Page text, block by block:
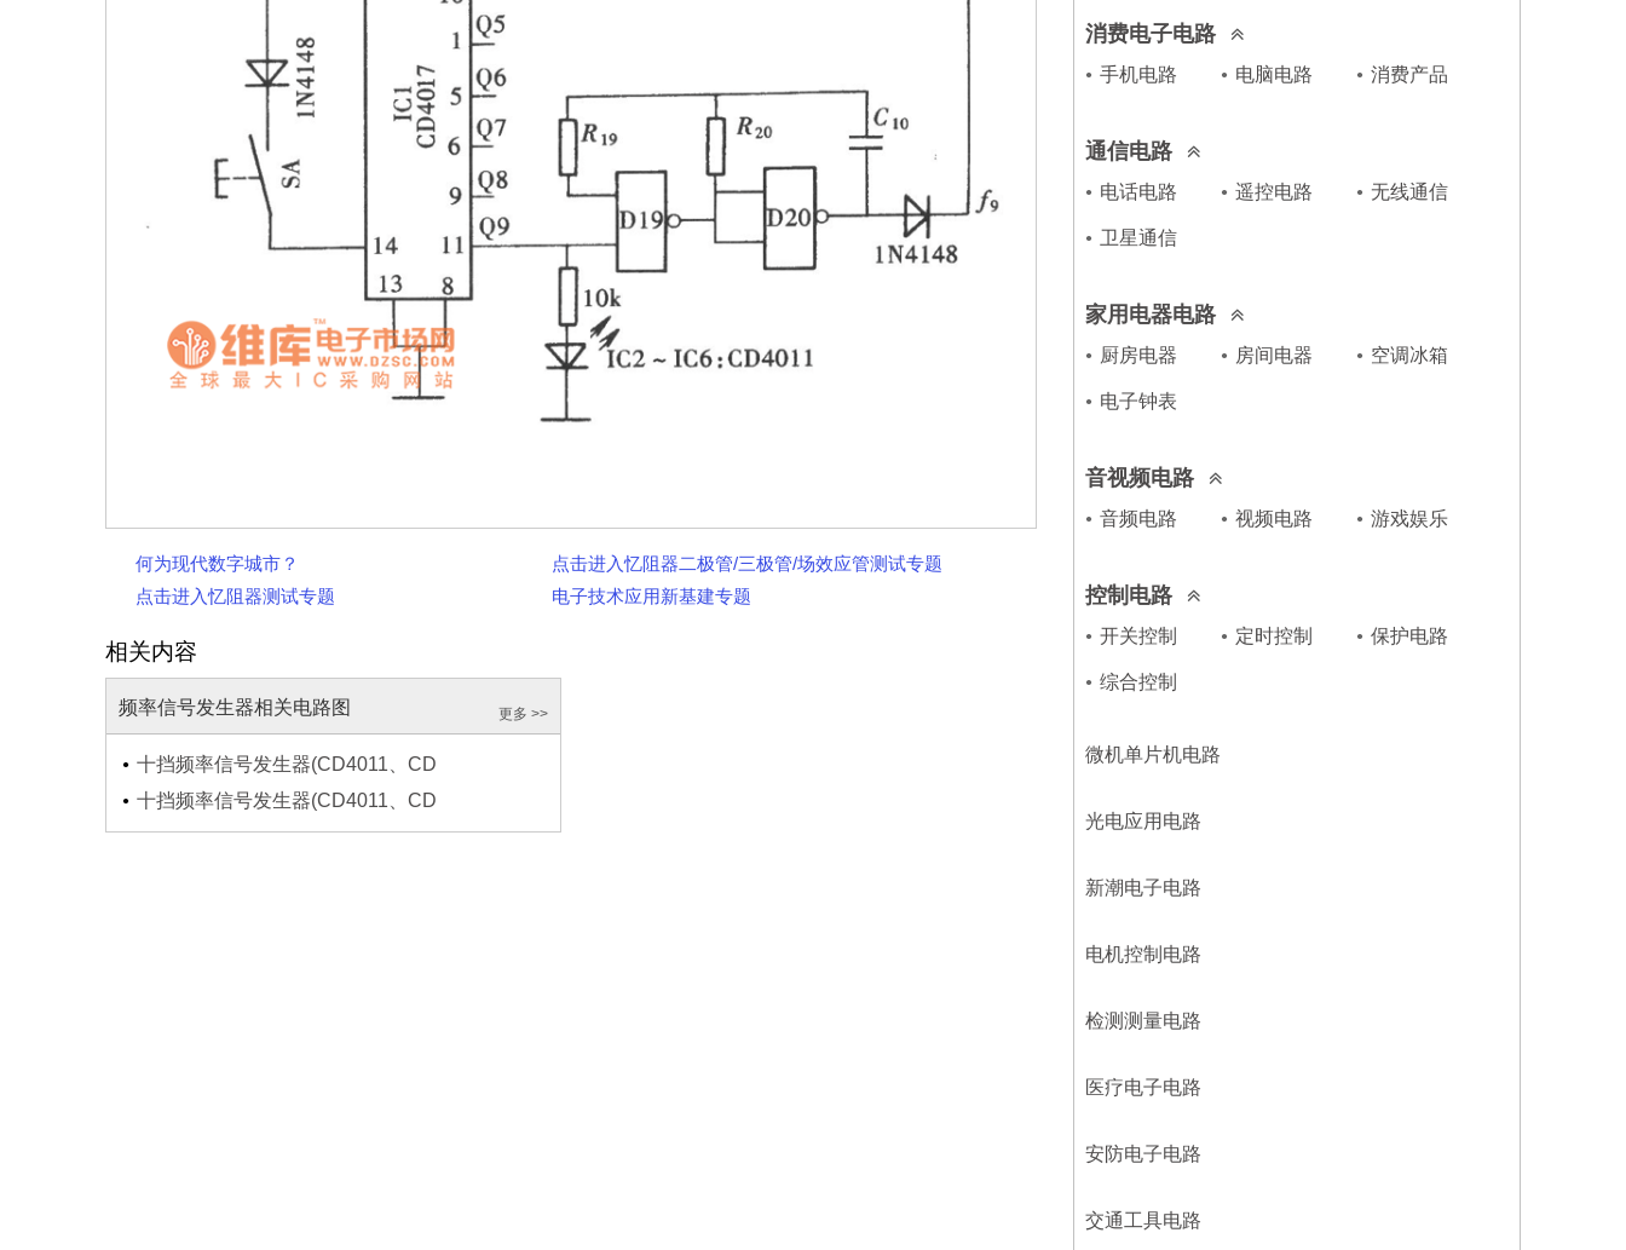
何为现代数字城市？
点击进入忆阻器二极管/三极管/场效应管测试专题
点击进入忆阻器测试专题
电子技术应用新基建专题
相关内容
频率信号发生器相关电路图 更多 >>
十挡频率信号发生器(CD4011、CD
十挡频率信号发生器(CD4011、CD
消费电子电路
手机电路 电脑电路 消费产品
通信电路
电话电路 遥控电路 无线通信
卫星通信
家用电器电路
厨房电器 房间电器 空调冰箱
电子钟表
音视频电路
音频电路 视频电路 游戏娱乐
控制电路
开关控制 定时控制 保护电路
综合控制
微机单片机电路
光电应用电路
新潮电子电路
电机控制电路
检测测量电路
医疗电子电路
安防电子电路
交通工具电路